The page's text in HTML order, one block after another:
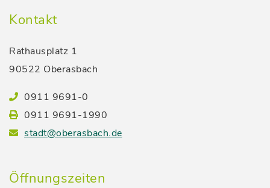
Kontakt
Rathausplatz 1
90522 Oberasbach
0911 9691-0
0911 9691-1990
stadt@oberasbach.de
Öffnungszeiten